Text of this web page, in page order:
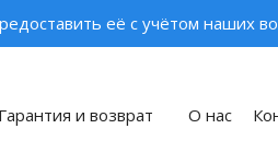
её с учётом наших
Гарантия и возврат О нас